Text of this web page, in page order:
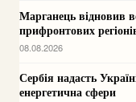
Марганець відновив
прифронтових
08.08.2026
Сербія надасть
енергетична сфери